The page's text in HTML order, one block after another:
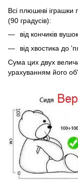
Всі плюшеві
(90 градусів):
від кончиків
від хвостика до
Сума цих двух
урахуванням його